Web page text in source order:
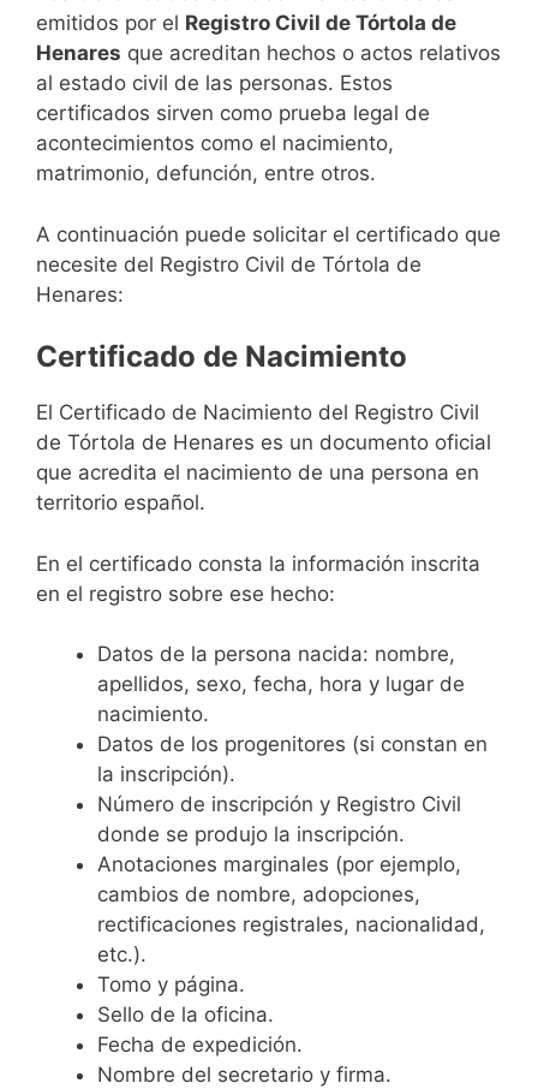
emitidos por el Registro Civil de Tórtola de
Henares que acreditan hechos o actos relativos
al estado civil de las personas. Estos
certificados sirven como prueba legal de
acontecimientos como el nacimiento,
matrimonio, defunción, entre otros.
A continuación puede solicitar el certificado que
necesite del Registro Civil de Tórtola de
Henares:
Certificado de Nacimiento
El Certificado de Nacimiento del Registro Civil
de Tórtola de Henares es un documento oficial
que acredita el nacimiento de una persona en
territorio español.
En el certificado consta la información inscrita
en el registro sobre ese hecho:
Datos de la persona nacida: nombre,
apellidos, sexo, fecha, hora y lugar de
nacimiento.
Datos de los progenitores (si constan en
la inscripción).
Número de inscripción y Registro Civil
donde se produjo la inscripción.
Anotaciones marginales (por ejemplo,
cambios de nombre, adopciones,
rectificaciones registrales, nacionalidad,
etc.).
Tomo y página.
Sello de la oficina.
Fecha de expedición.
Nombre del secretario y firma.